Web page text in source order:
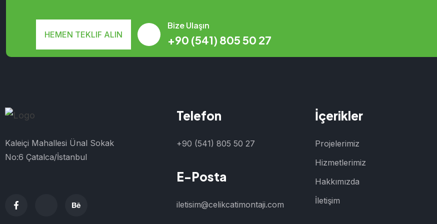
HEMEN TEKLIF ALIN
Bize Ulaşın
+90 (541) 805 50 27
Kaleiçi Mahallesi Ünal Sokak
No:6 Çatalca/İstanbul
Telefon
+90 (541) 805 50 27
E-Posta
iletisim@celikcatimontaji.com
İçerikler
Projelerimiz
Hizmetlerimiz
Hakkımızda
İletişim